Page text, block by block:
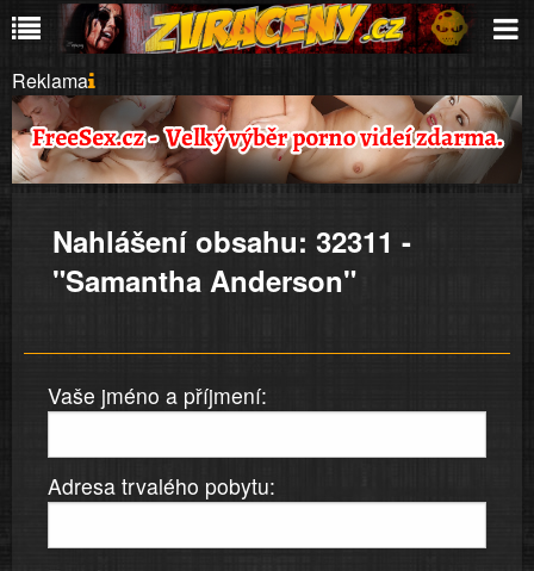
Reklama
Nahlášení obsahu: 32311 -
"Samantha Anderson"
Vaše jméno a příjmení:
Adresa trvalého pobytu: